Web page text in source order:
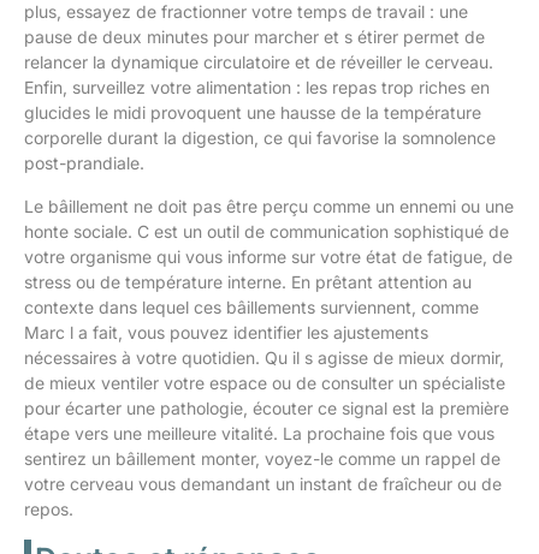
plus, essayez de fractionner votre temps de travail : une
pause de deux minutes pour marcher et s étirer permet de
relancer la dynamique circulatoire et de réveiller le cerveau.
Enfin, surveillez votre alimentation : les repas trop riches en
glucides le midi provoquent une hausse de la température
corporelle durant la digestion, ce qui favorise la somnolence
post-prandiale.
Le bâillement ne doit pas être perçu comme un ennemi ou une
honte sociale. C est un outil de communication sophistiqué de
votre organisme qui vous informe sur votre état de fatigue, de
stress ou de température interne. En prêtant attention au
contexte dans lequel ces bâillements surviennent, comme
Marc l a fait, vous pouvez identifier les ajustements
nécessaires à votre quotidien. Qu il s agisse de mieux dormir,
de mieux ventiler votre espace ou de consulter un spécialiste
pour écarter une pathologie, écouter ce signal est la première
étape vers une meilleure vitalité. La prochaine fois que vous
sentirez un bâillement monter, voyez-le comme un rappel de
votre cerveau vous demandant un instant de fraîcheur ou de
repos.